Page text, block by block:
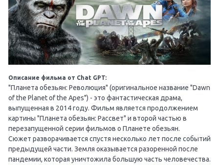
Описание фильма от Chat GPT:
"Планета обезьян: Революция" (оригинальное название "Dawn
of the Planet of the Apes") - это фантастическая драма,
выпущенная в 2014 году. Фильм является продолжением
картины "Планета обезьян: Рассвет" и второй частью в
перезапущенной серии фильмов о Планете обезьян.
Сюжет разворачивается спустя несколько лет после событий
предыдущей части. Земля оказывается разоренной после
пандемии, которая уничтожила большую часть человечества.